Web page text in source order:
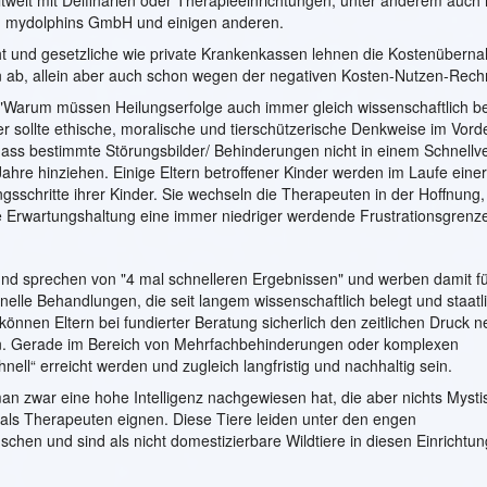
GmbH und einigen anderen.
gesetzliche wie private Krankenkassen lehnen die
allein aber auch schon wegen der negativen Kosten-Nutzen-
müssen Heilungserfolge auch immer gleich wissenschaftlich
sollte ethische, moralische und tierschützerische Denkweise im
bestimmte Störungsbilder/ Behinderungen nicht in einem
hinziehen. Einige Eltern betroffener Kinder werden im Laufe einer
ihrer Kinder. Sie wechseln die Therapeuten in der
eine immer niedriger werdende
sprechen von "4 mal schnelleren Ergebnissen" und werben damit
Behandlungen, die seit langem wissenschaftlich belegt und
Eltern bei fundierter Beratung sicherlich den zeitlichen Druck
im Bereich von Mehrfachbehinderungen oder komplexen
erreicht werden und zugleich langfristig und nachhaltig sein.
zwar eine hohe Intelligenz nachgewiesen hat, die aber nichts
Therapeuten eignen. Diese Tiere leiden unter den engen
und sind als nicht domestizierbare Wildtiere in diesen